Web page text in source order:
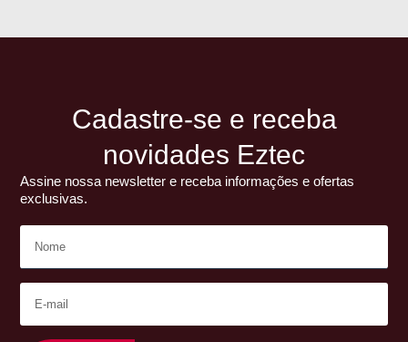
Cadastre-se e receba
novidades Eztec
Assine nossa newsletter e receba informações e ofertas
exclusivas.